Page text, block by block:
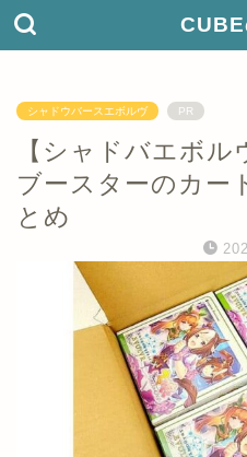
CUBE
シャドウバースエボルヴ PR
【シャドバエボ
ブースターのカー
とめ